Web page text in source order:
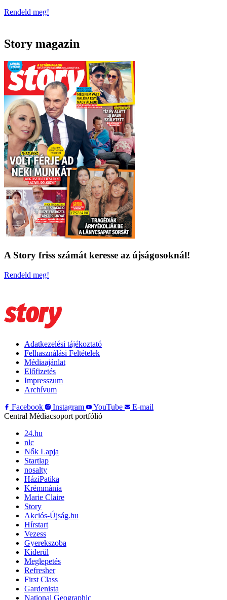
Rendeld meg!
Story magazin
A Story friss számát keresse az újságosoknál!
Rendeld meg!
Adatkezelési tájékoztató
Felhasználási Feltételek
Médiaajánlat
Előfizetés
Impresszum
Archívum
Facebook
Instagram YouTube
E-mail
Central Médiacsoport portfólió
24.hu
nlc
Nők Lapja
Startlap
nosalty
HáziPatika
Krémmánia
Marie Claire
Story
Akciós-Újság.hu
Hírstart
Vezess
Gyerekszoba
Kiderül
Meglepetés
Refresher
First Class
Gardenista
National Geographic